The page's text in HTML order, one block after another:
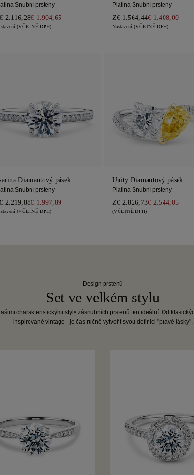
Snubní prsteny
€ 2.116,28€ 1.904,65
(VČETNĚ DPH)
Platina Snubní prsteny
Z€ 1.564,44€ 1.408,00
Nastavení (VČETNĚ DPH)
Diamantový pásek
Snubní prsteny
€ 2.219,88€ 1.997,89
(VČETNĚ DPH)
Unity Diamantový pásek
Platina Snubní prsteny
Z€ 2.826,73€ 2.544,05
(VČETNĚ DPH)
Design prstenů
Set ve velkém stylu
charakteristickými styly zásnubních prstenů ten ideální. Od
inspirované vintage - je čas ručně vytvořit svou definici "pravé lásky".